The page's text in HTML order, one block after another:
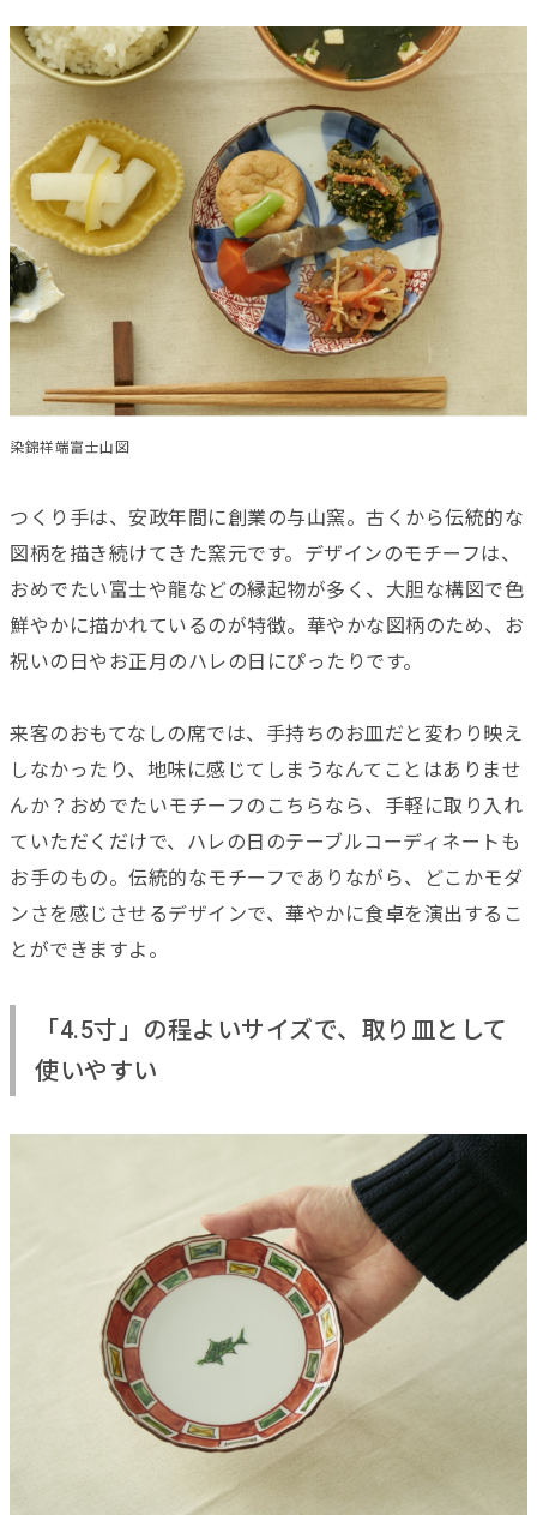
染錦祥端富士山図
つくり手は、安政年間に創業の与山窯。古くから伝統的な
図柄を描き続けてきた窯元です。デザインのモチーフは、
おめでたい富士や龍などの縁起物が多く、大胆な構図で色
鮮やかに描かれているのが特徴。華やかな図柄のため、お
祝いの日やお正月のハレの日にぴったりです。
来客のおもてなしの席では、手持ちのお皿だと変わり映え
しなかったり、地味に感じてしまうなんてことはありませ
んか？おめでたいモチーフのこちらなら、手軽に取り入れ
ていただくだけで、ハレの日のテーブルコーディネートも
お手のもの。伝統的なモチーフでありながら、どこかモダ
ンさを感じさせるデザインで、華やかに食卓を演出するこ
とができますよ。
「4.5寸」の程よいサイズで、取り皿として
使いやすい